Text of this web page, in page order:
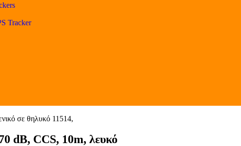
Tracker
σε θηλυκό 11514,
dB, CCS, 10m, λευκό